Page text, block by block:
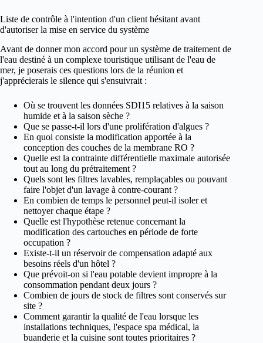
Liste de contrôle à l'intention d'un client hésitant avant
d'autoriser la mise en service du système
Avant de donner mon accord pour un système de traitement de
l'eau destiné à un complexe touristique utilisant de l'eau de
mer, je poserais ces questions lors de la réunion et
j'apprécierais le silence qui s'ensuivrait :
Où se trouvent les données SDI15 relatives à la saison
humide et à la saison sèche ?
Que se passe-t-il lors d'une prolifération d'algues ?
En quoi consiste la modification apportée à la
conception des couches de la membrane RO ?
Quelle est la contrainte différentielle maximale autorisée
tout au long du prétraitement ?
Quels sont les filtres lavables, remplaçables ou pouvant
faire l'objet d'un lavage à contre-courant ?
En combien de temps le personnel peut-il isoler et
nettoyer chaque étape ?
Quelle est l'hypothèse retenue concernant la
modification des cartouches en période de forte
occupation ?
Existe-t-il un réservoir de compensation adapté aux
besoins réels d'un hôtel ?
Que prévoit-on si l'eau potable devient impropre à la
consommation pendant deux jours ?
Combien de jours de stock de filtres sont conservés sur
site ?
Comment garantir la qualité de l'eau lorsque les
installations techniques, l'espace spa médical, la
buanderie et la cuisine sont toutes prioritaires ?